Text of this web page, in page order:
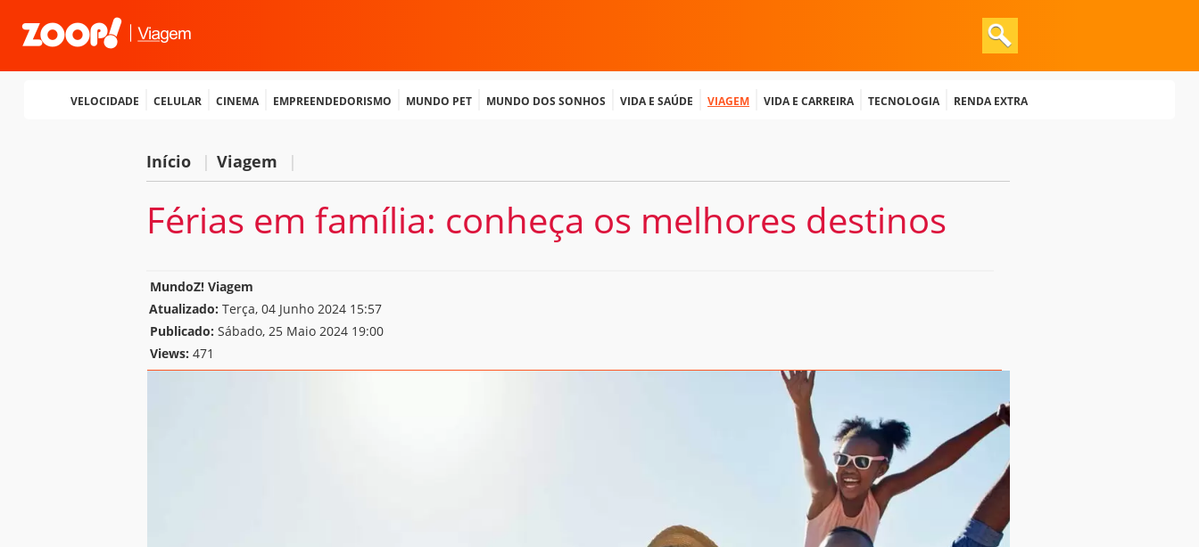
Velocidade Celular Cinema Empreendedorismo Mundo Pet Mundo dos Sonhos Vida e Saúde Viagem Vida e Carreira Tecnologia Renda extra
Início | Viagem |
Férias em família: conheça os melhores destinos
MundoZ! Viagem
Atualizado: Terça, 04 Junho 2024 15:57
Publicado: Sábado, 25 Maio 2024 19:00
Views: 471